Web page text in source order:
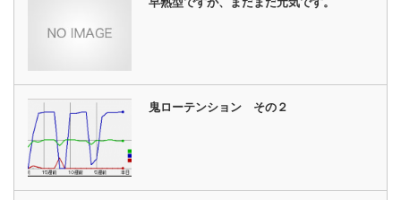
鬼ローテンション その２